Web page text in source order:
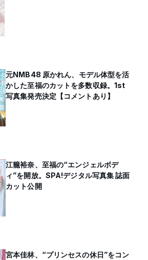
元NMB48 原かれん、モデル体型を活
かした至福のカットを多数収録。1st
写真集発売決定【コメントあり】
江籠裕奈、至福の“エンジェルボデ
ィ”を開放。SPA!デジタル写真集 誌面
カット公開
宮本佳林、“プリンセスの休日”をコン